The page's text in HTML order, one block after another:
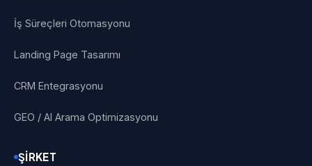
İş Süreçleri Otomasyonu
Landing Page Tasarımı
CRM Entegrasyonu
GEO / AI Arama Optimizasyonu
ŞIRKET